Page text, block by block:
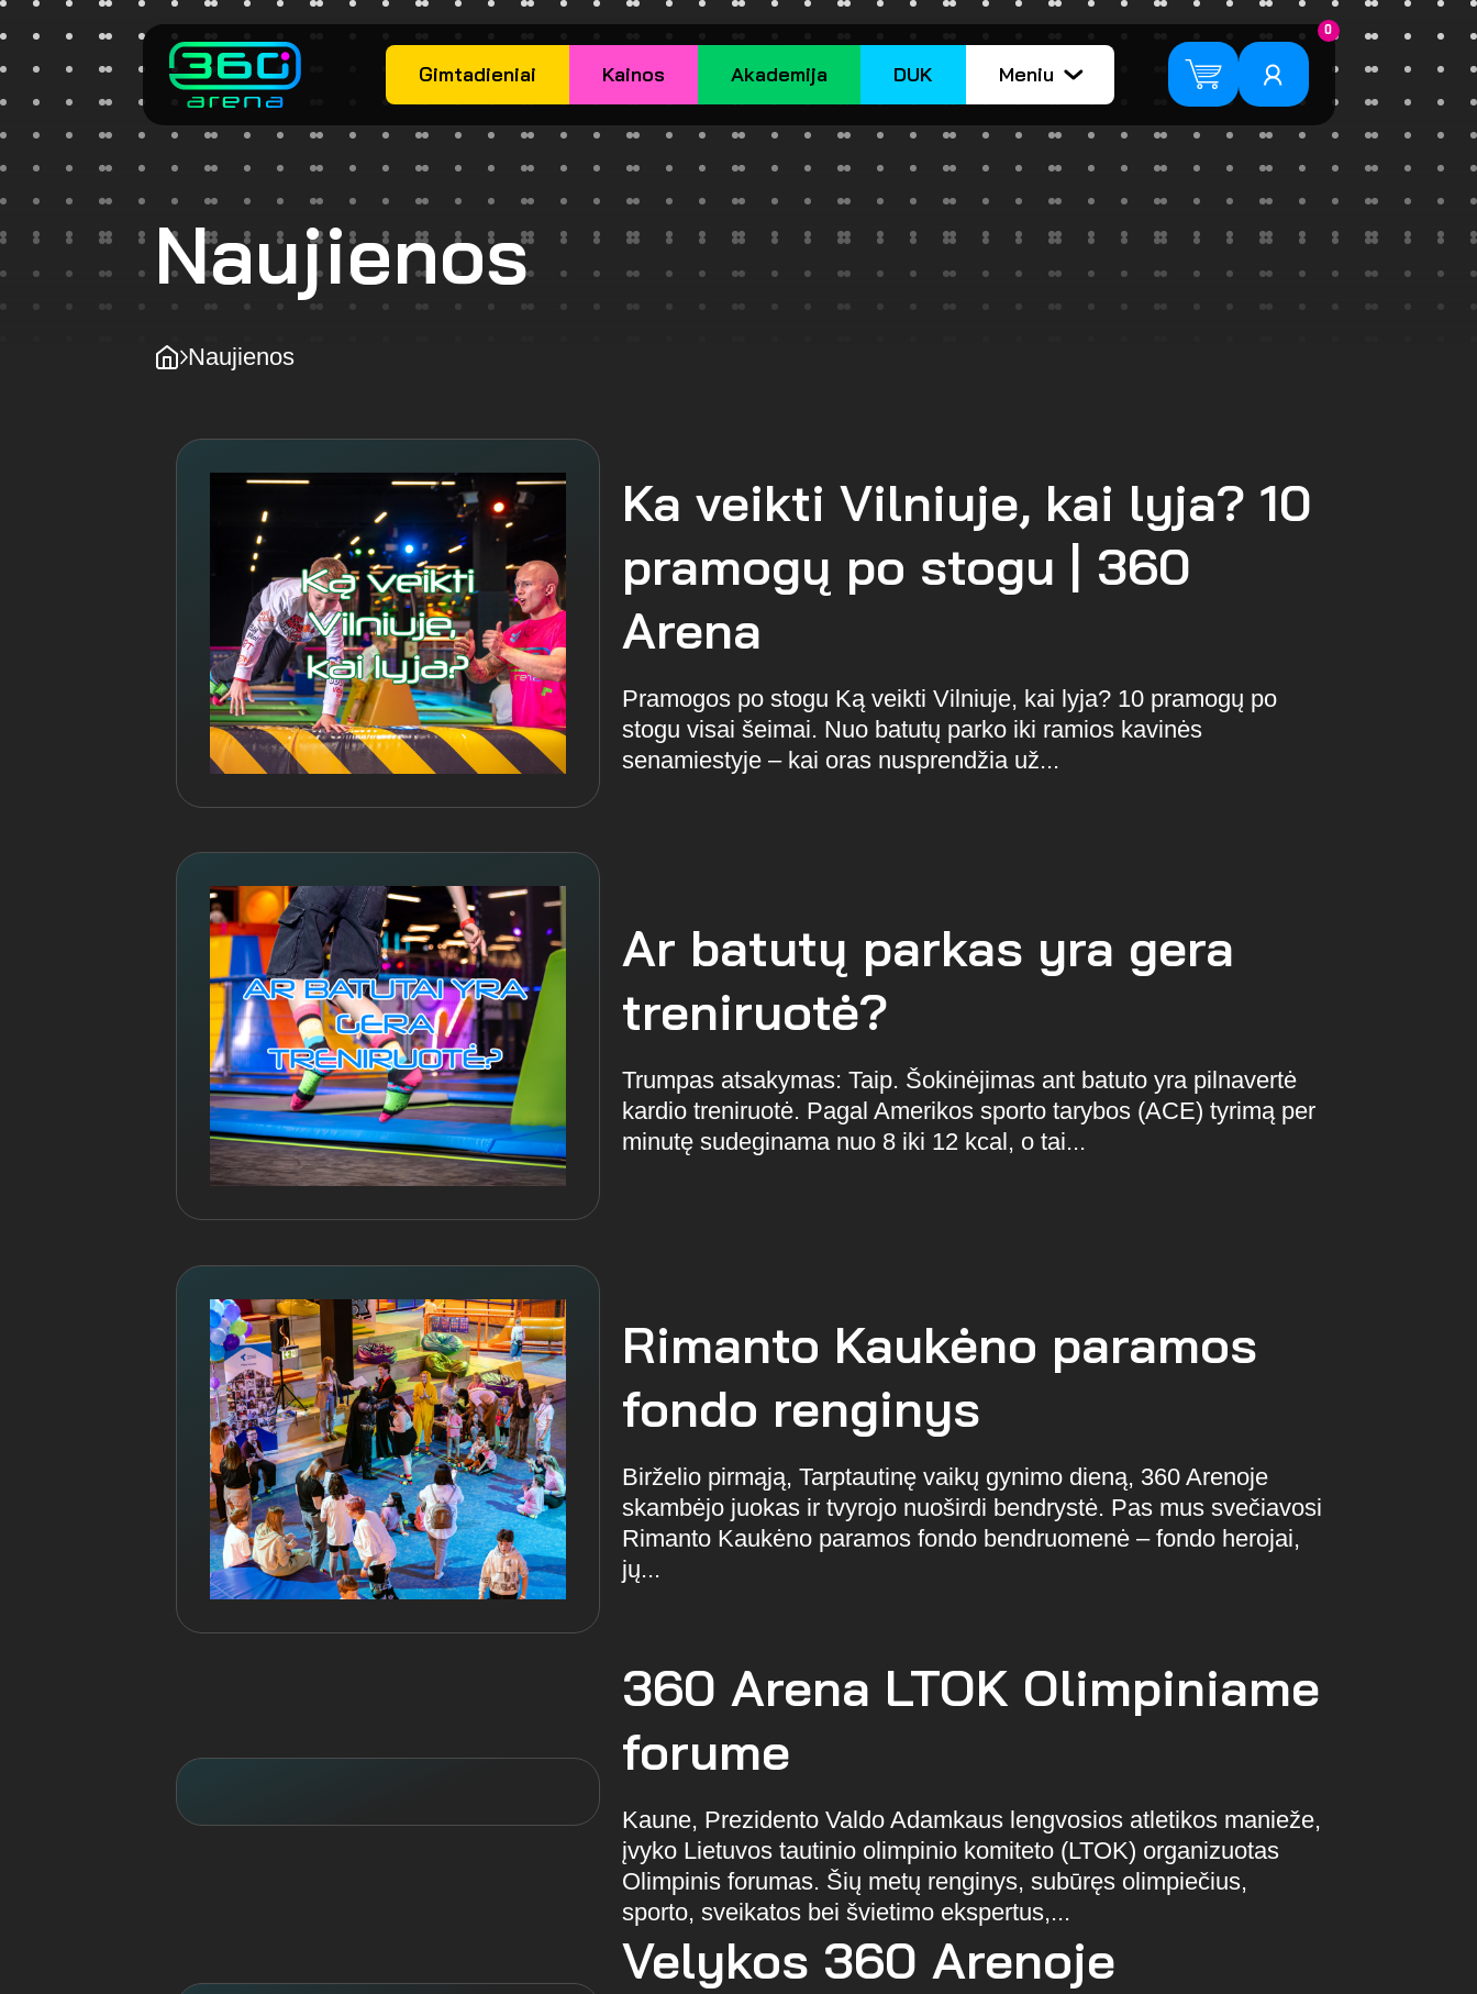
Gimtadieniai Kainos Akademija DUK Meniu
0
Naujienos
Naujienos
Ka veikti Vilniuje, kai lyja? 10
pramogų po stogu | 360
Arena
Pramogos po stogu Ką veikti Vilniuje, kai lyja? 10 pramogų po
stogu visai šeimai. Nuo batutų parko iki ramios kavinės
senamiestyje – kai oras nusprendžia už...
Ar batutų parkas yra gera
treniruotė?
Trumpas atsakymas: Taip. Šokinėjimas ant batuto yra pilnavertė
kardio treniruotė. Pagal Amerikos sporto tarybos (ACE) tyrimą per
minutę sudeginama nuo 8 iki 12 kcal, o tai...
Rimanto Kaukėno paramos
fondo renginys
Birželio pirmąją, Tarptautinę vaikų gynimo dieną, 360 Arenoje
skambėjo juokas ir tvyrojo nuoširdi bendrystė. Pas mus svečiavosi
Rimanto Kaukėno paramos fondo bendruomenė – fondo herojai,
jų...
360 Arena LTOK Olimpiniame
forume
Kaune, Prezidento Valdo Adamkaus lengvosios atletikos manieže,
įvyko Lietuvos tautinio olimpinio komiteto (LTOK) organizuotas
Olimpinis forumas. Šių metų renginys, subūręs olimpiečius,
sporto, sveikatos bei švietimo ekspertus,...
Velykos 360 Arenoje